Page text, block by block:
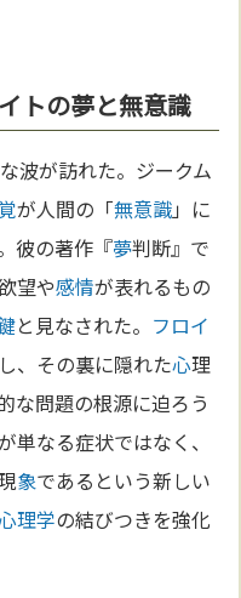
トの夢と無意識
波が訪れた。ジークム
が人間の「無意識」に
彼の著作『夢判断』で
望や感情が表れるもの
と見なされた。 フロイ
、その裏に隠れた心理
な問題の根源に迫ろう
単なる症状ではなく、
象であるという新しい
理学の結びつきを強化